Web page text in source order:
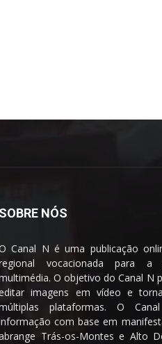
SOBRE NÓS
Canal N é uma publicação
vocacionada para a
O objetivo do Canal N
imagens em vídeo e
plataformas. O
com base em
Trás-os-Montes e Alto